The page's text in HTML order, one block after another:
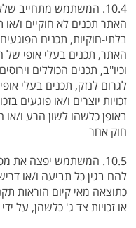
10.4. המשתמש מתחייב
האתר תכנים לא חוקיים ו/או
בלתי-חוקיות, תכנים
האתר, תכנים בעלי אופי
וכיו"ב, תכנים הכוללים
לגרום לנזק, תכנים בעלי
זכויות יוצרים ו/או פוגעים
באופן כלשהו לשון הרע ו/
חוק אחר
10.5. המשתמש יפצה את
להם בגין כל תביעה ו/או
כתוצאה מאי קיום הוראות
או זכויות צד ג' כלשהן, על